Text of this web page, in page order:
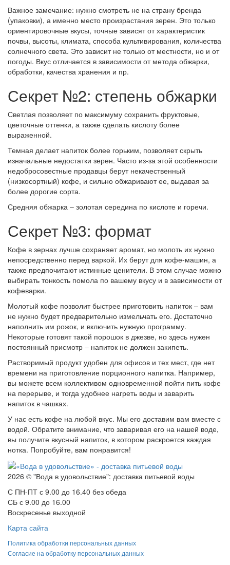
Важное замечание: нужно смотреть не на страну бренда
(упаковки), а именно место произрастания зерен. Это только
ориентировочные вкусы, точные зависят от характеристик
почвы, высоты, климата, способа культивирования, количества
солнечного света. Это зависит не только от местности, но и от
погоды. Вкус отличается в зависимости от метода обжарки,
обработки, качества хранения и пр.
Секрет №2: степень обжарки
Светлая позволяет по максимуму сохранить фруктовые,
цветочные оттенки, а также сделать кислоту более
выраженной.
Темная делает напиток более горьким, позволяет скрыть
изначальные недостатки зерен. Часто из-за этой особенности
недобросовестные продавцы берут некачественный
(низкосортный) кофе, и сильно обжаривают ее, выдавая за
более дорогие сорта.
Средняя обжарка – золотая середина по кислоте и горечи.
Секрет №3: формат
Кофе в зернах лучше сохраняет аромат, но молоть их нужно
непосредственно перед варкой. Их берут для кофе-машин, а
также предпочитают истинные ценители. В этом случае можно
выбирать тонкость помола по вашему вкусу и в зависимости от
кофеварки.
Молотый кофе позволит быстрее приготовить напиток – вам
не нужно будет предварительно измельчать его. Достаточно
наполнить им рожок, и включить нужную программу.
Некоторые готовят такой порошок в джезве, но здесь нужен
постоянный присмотр – напиток не должен закипеть.
Растворимый продукт удобен для офисов и тех мест, где нет
времени на приготовление порционного напитка. Например,
вы можете всем коллективом одновременной пойти пить кофе
на перерыве, и тогда удобнее нагреть воды и заварить
напиток в чашках.
У нас есть кофе на любой вкус. Мы его доставим вам вместе с
водой. Обратите внимание, что заваривая его на нашей воде,
вы получите вкусный напиток, в котором раскроется каждая
нотка. Попробуйте, вам понравится!
2026 © "Вода в удовольствие": доставка питьевой воды
С ПН-ПТ с 9.00 до 16.40 без обеда
СБ с 9.00 до 16.00
Воскресенье выходной
Карта сайта
Политика обработки персональных данных
Согласие на обработку персональных данных